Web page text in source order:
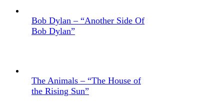
Bob Dylan – “Another Side Of
Bob Dylan”
The Animals – “The House of
the Rising Sun”